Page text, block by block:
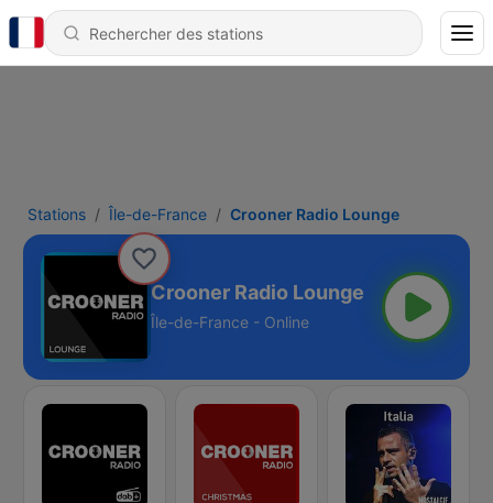
Stations Île-de-France Crooner Radio Lounge
Crooner Radio Lounge
Île-de-France - Online